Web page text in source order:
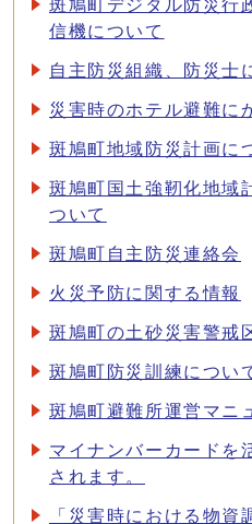
斑鳩町デジタル防災行
信機について
自主防災組織、防災士
災害時のホテル避難に
斑鳩町地域防災計画に
斑鳩町国土強靭化地域
ついて
斑鳩町自主防災連絡会
火災予防に関する情報
斑鳩町の土砂災害警戒
斑鳩町防災訓練につい
斑鳩町避難所運営マニ
マイナンバーカードを
されます。
「災害時における物資